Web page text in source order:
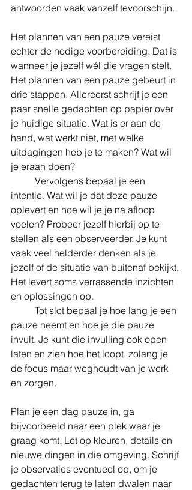
antwoorden vaak vanzelf tevoorschijn.
Het plannen van een pauze vereist
echter de nodige voorbereiding. Dat is
wanneer je jezelf wél die vragen stelt.
Het plannen van een pauze gebeurt in
drie stappen. Allereerst schrijf je een
paar snelle gedachten op papier over
je huidige situatie. Wat is er aan de
hand, wat werkt niet, met welke
uitdagingen heb je te maken? Wat wil
je eraan doen?
intentie. Wat wil je dat deze pauze
oplevert en hoe wil je je na afloop
voelen? Probeer jezelf hierbij op te
stellen als een observeerder. Je kunt
vaak veel helderder denken als je
jezelf of de situatie van buitenaf bekijkt.
Het levert soms verrassende inzichten
en oplossingen op.
pauze neemt en hoe je die pauze
invult. Je kunt die invulling ook open
laten en zien hoe het loopt, zolang je
de focus maar weghoudt van je werk
en zorgen.
Plan je een dag pauze in, ga
bijvoorbeeld naar een plek waar je
graag komt. Let op kleuren, details en
nieuwe dingen in die omgeving. Schrijf
je observaties eventueel op, om je
gedachten terug te laten dwalen naar